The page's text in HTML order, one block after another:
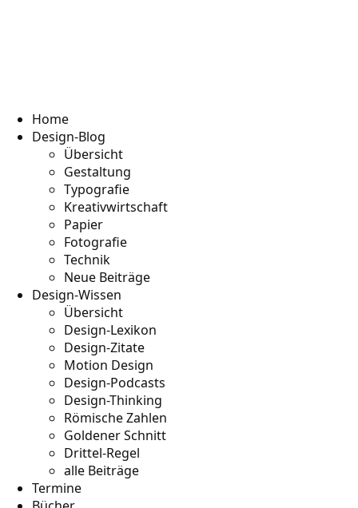
Home
Design-Blog
Übersicht
Gestaltung
Typografie
Kreativwirtschaft
Papier
Fotografie
Technik
Neue Beiträge
Design-Wissen
Übersicht
Design-Lexikon
Design-Zitate
Motion Design
Design-Podcasts
Design-Thinking
Römische Zahlen
Goldener Schnitt
Drittel-Regel
alle Beiträge
Termine